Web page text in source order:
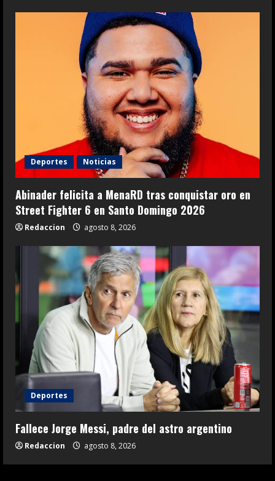
Deportes Noticias
Abinader felicita a MenaRD tras conquistar oro en
Street Fighter 6 en Santo Domingo 2026
Redaccion agosto 8, 2026
Deportes
Fallece Jorge Messi, padre del astro argentino
Redaccion agosto 8, 2026